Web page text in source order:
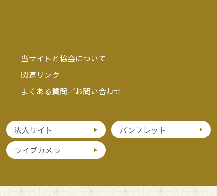
当サイトと協会について
関連リンク
よくある質問／お問い合わせ
法人サイト
パンフレット
ライブカメラ